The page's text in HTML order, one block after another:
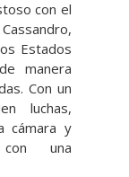
con el
Estados
manera
Con un
luchas,
cámara y
con una